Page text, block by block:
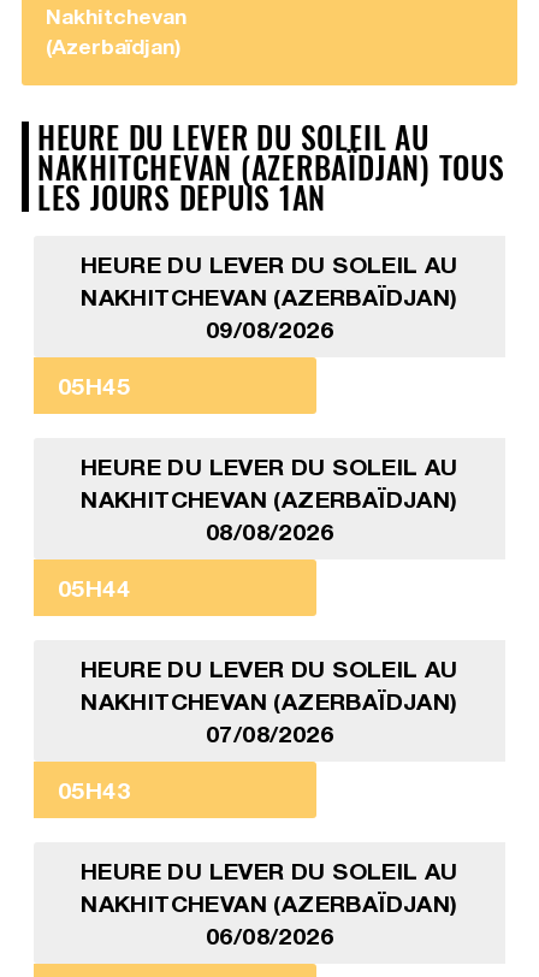
Nakhitchevan
(Azerbaïdjan)
HEURE DU LEVER DU SOLEIL AU
NAKHITCHEVAN (AZERBAÏDJAN) TOUS
LES JOURS DEPUIS 1AN
HEURE DU LEVER DU SOLEIL AU
NAKHITCHEVAN (AZERBAÏDJAN)
09/08/2026
05H45
HEURE DU LEVER DU SOLEIL AU
NAKHITCHEVAN (AZERBAÏDJAN)
08/08/2026
05H44
HEURE DU LEVER DU SOLEIL AU
NAKHITCHEVAN (AZERBAÏDJAN)
07/08/2026
05H43
HEURE DU LEVER DU SOLEIL AU
NAKHITCHEVAN (AZERBAÏDJAN)
06/08/2026